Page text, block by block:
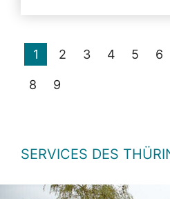
1 2 3 4 5 6
8 9
SERVICES DES